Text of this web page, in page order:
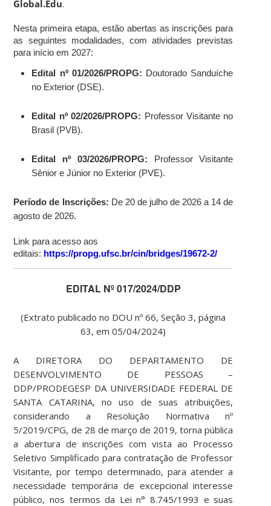
Global.Edu.
Nesta primeira etapa, estão abertas as inscrições para
as seguintes modalidades, com atividades previstas
para início em 2027:
Edital nº 01/2026/PROPG: Doutorado Sanduíche
no Exterior (DSE).
Edital nº 02/2026/PROPG: Professor Visitante no
Brasil (PVB).
Edital nº 03/2026/PROPG: Professor Visitante
Sênior e Júnior no Exterior (PVE).
Período de Inscrições: De 20 de julho de 2026 a 14 de
agosto de 2026.
Link para acesso aos
editais: https://propg.ufsc.br/cin/bridges/19672-2/
EDITAL Nº 017/2024/DDP
(Extrato publicado no DOU nº 66, Seção 3, página
63, em 05/04/2024)
A DIRETORA DO DEPARTAMENTO DE
DESENVOLVIMENTO DE PESSOAS –
DDP/PRODEGESP DA UNIVERSIDADE FEDERAL DE
SANTA CATARINA, no uso de suas atribuições,
considerando a Resolução Normativa nº
5/2019/CPG, de 28 de março de 2019, torna pública
a abertura de inscrições com vista ao Processo
Seletivo Simplificado para contratação de Professor
Visitante, por tempo determinado, para atender a
necessidade temporária de excepcional interesse
público, nos termos da Lei n° 8.745/1993 e suas